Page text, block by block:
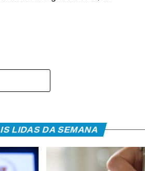
Programa de Integração
do Patrimônio do
de cerca de R$ 600
LIDAS DA SEMANA